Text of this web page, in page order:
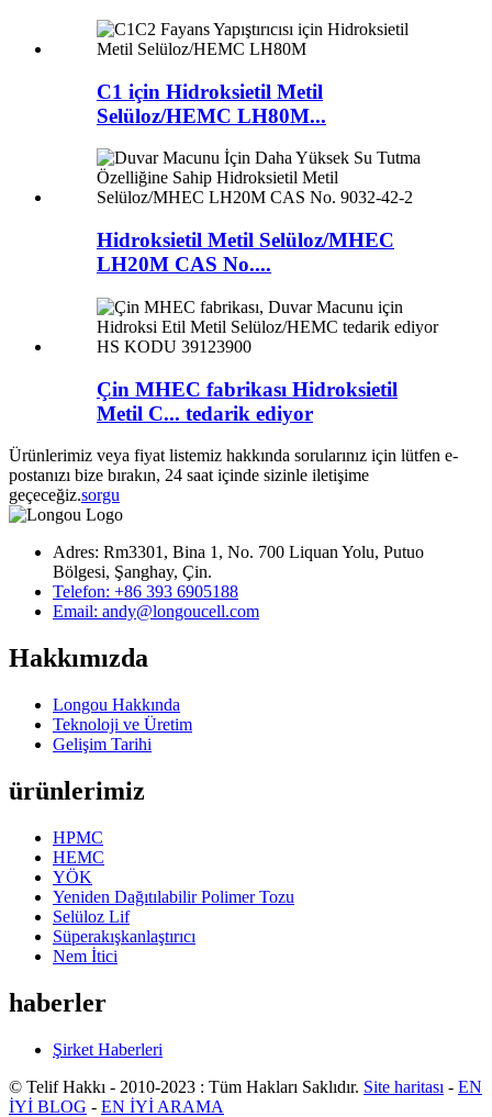
C1 için Hidroksietil Metil
Selüloz/HEMC LH80M...
Hidroksietil Metil Selüloz/MHEC
LH20M CAS No....
Çin MHEC fabrikası Hidroksietil
Metil C... tedarik ediyor
Ürünlerimiz veya fiyat listemiz hakkında sorularınız için lütfen e-
postanızı bize bırakın, 24 saat içinde sizinle iletişime
geçeceğiz.sorgu
Adres: Rm3301, Bina 1, No. 700 Liquan Yolu, Putuo
Bölgesi, Şanghay, Çin.
Telefon: +86 393 6905188
Email: andy@longoucell.com
Hakkımızda
Longou Hakkında
Teknoloji ve Üretim
Gelişim Tarihi
ürünlerimiz
HPMC
HEMC
YÖK
Yeniden Dağıtılabilir Polimer Tozu
Selüloz Lif
Süperakışkanlaştırıcı
Nem İtici
haberler
Şirket Haberleri
© Telif Hakkı - 2010-2023 : Tüm Hakları Saklıdır. Site haritası - EN
İYİ BLOG - EN İYİ ARAMA